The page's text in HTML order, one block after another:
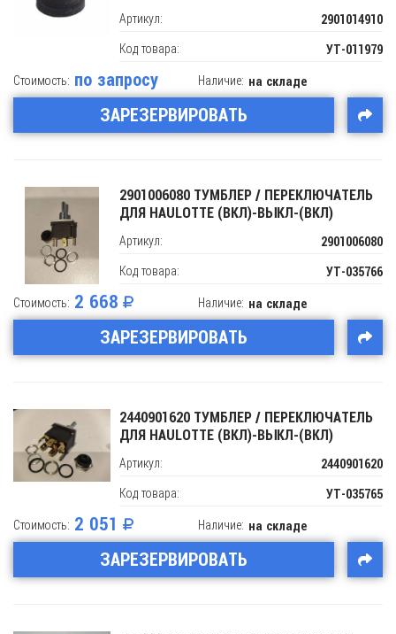
Артикул:
2901014910
Код товара: УТ-011979
Стоимость: по запросу
ЗАРЕЗЕРВИРОВАТЬ
Наличие: на складе
2901006080 ТУМБЛЕР / ПЕРЕКЛЮЧАТЕЛЬ
ДЛЯ HAULOTTE (ВКЛ)-ВЫКЛ-(ВКЛ)
Артикул:
2901006080
Код товара: УТ-035766
Стоимость: 2 668
ЗАРЕЗЕРВИРОВАТЬ
Наличие: на складе
2440901620 ТУМБЛЕР / ПЕРЕКЛЮЧАТЕЛЬ
ДЛЯ HAULOTTE (ВКЛ)-ВЫКЛ-(ВКЛ)
Артикул:
2440901620
Код товара: УТ-035765
Стоимость: 2 051
ЗАРЕЗЕРВИРОВАТЬ
Наличие: на складе